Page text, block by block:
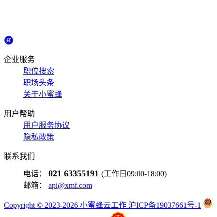
企业服务
职位搜索
职场头条
关于小蜜蜂
用户帮助
用户服务协议
隐私政策
联系我们
电话： 021 63355191 (工作日09:00-18:00)
邮箱： api@xmf.com
Copyright © 2023-2026 小蜜蜂云工作 沪ICP备19037661号-1